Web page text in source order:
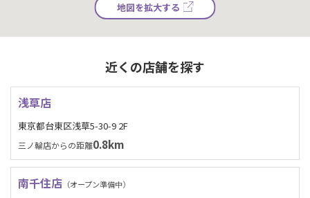
地図を拡大する
近くの店舗を探す
浅草店
東京都台東区浅草5-30-9 2F
三ノ輪店からの距離0.8km
南千住店 （オープン準備中）